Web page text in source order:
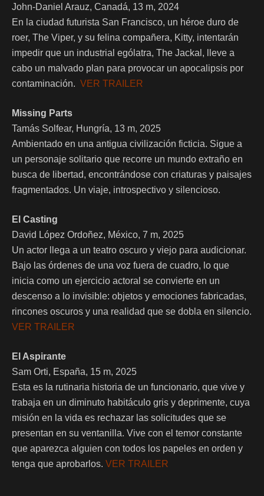
John-Daniel Arauz, Canadá, 13 m, 2024
En la ciudad futurista San Francisco, un héroe duro de
roer, The Viper, y su felina compañera, Kitty, intentarán
impedir que un industrial ególatra, The Jackal, lleve a
cabo un malvado plan para provocar un apocalipsis por
contaminación. VER TRAILER
Missing Parts
Tamás Solfear, Hungría, 13 m, 2025
Ambientado en una antigua civilización ficticia. Sigue a
un personaje solitario que recorre un mundo extraño en
busca de libertad, encontrándose con criaturas y paisajes
fragmentados. Un viaje, introspectivo y silencioso.
El Casting
David López Ordoñez, México, 7 m, 2025
Un actor llega a un teatro oscuro y viejo para audicionar.
Bajo las órdenes de una voz fuera de cuadro, lo que
inicia como un ejercicio actoral se convierte en un
descenso a lo invisible: objetos y emociones fabricadas,
rincones oscuros y una realidad que se dobla en silencio.
VER TRAILER
El Aspirante
Sam Orti, España, 15 m, 2025
Esta es la rutinaria historia de un funcionario, que vive y
trabaja en un diminuto habitáculo gris y deprimente, cuya
misión en la vida es rechazar las solicitudes que se
presentan en su ventanilla. Vive con el temor constante
que aparezca alguien con todos los papeles en orden y
tenga que aprobarlos. VER TRAILER